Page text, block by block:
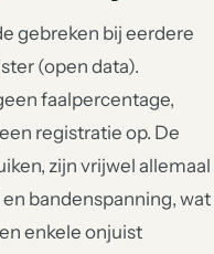
gebreken bij eerdere
(open data).
faalpercentage,
registratie op. De
zijn vrijwel allemaal
bandenspanning, wat
enkele onjuist